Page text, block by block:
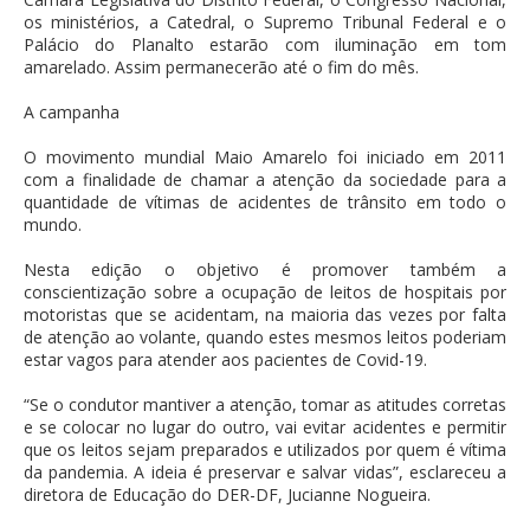
os ministérios, a Catedral, o Supremo Tribunal Federal e o
Palácio do Planalto estarão com iluminação em tom
amarelado. Assim permanecerão até o fim do mês.
A campanha
O movimento mundial Maio Amarelo foi iniciado em 2011
com a finalidade de chamar a atenção da sociedade para a
quantidade de vítimas de acidentes de trânsito em todo o
mundo.
Nesta edição o objetivo é promover também a
conscientização sobre a ocupação de leitos de hospitais por
motoristas que se acidentam, na maioria das vezes por falta
de atenção ao volante, quando estes mesmos leitos poderiam
estar vagos para atender aos pacientes de Covid-19.
“Se o condutor mantiver a atenção, tomar as atitudes corretas
e se colocar no lugar do outro, vai evitar acidentes e permitir
que os leitos sejam preparados e utilizados por quem é vítima
da pandemia. A ideia é preservar e salvar vidas”, esclareceu a
diretora de Educação do DER-DF, Jucianne Nogueira.